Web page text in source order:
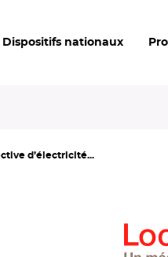
Dispositifs nationaux
d’électricité...